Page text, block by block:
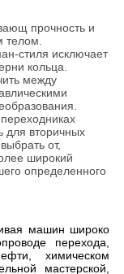
прочность и
телом.
стиля исключает
кольца.
между
для вторичных
от,
широкий
определенного
машин широко
перехода,
химическом
мастерской,